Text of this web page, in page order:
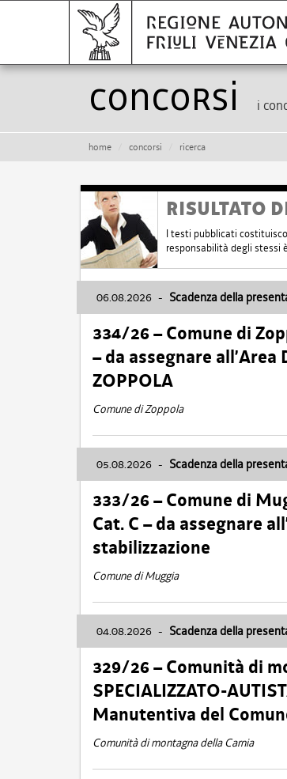
Concorsi i
home concorsi ricerca
RISULTATO
I testi pubblicati
responsabilità degli stessi
06.08.2026 - Scadenza della
334/26 – Comune di
– da assegnare
ZOPPOLA
Comune di Zoppola
05.08.2026 - Scadenza della
333/26 – Comune di
Cat. C – da assegnare
stabilizzazione
Comune di Muggia
04.08.2026 - Scadenza della
329/26 – Comunità di
SPECIALIZZATO-
Manutentiva del
Comunità di montagna della Carnia